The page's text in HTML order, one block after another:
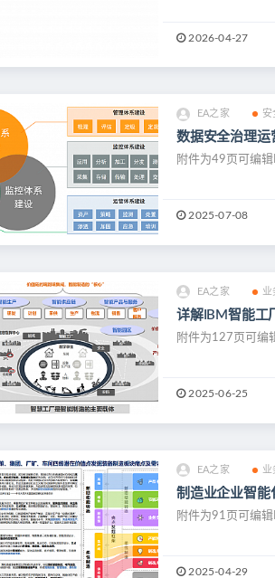
2026-04-27
EA之家 安
数据安全治理运
附件为49页可编
2025-07-08
EA之家 业
详解IBM智能工
附件为127页可编
2025-06-25
EA之家 业
制造业企业智能
附件为91页可编
2025-04-29